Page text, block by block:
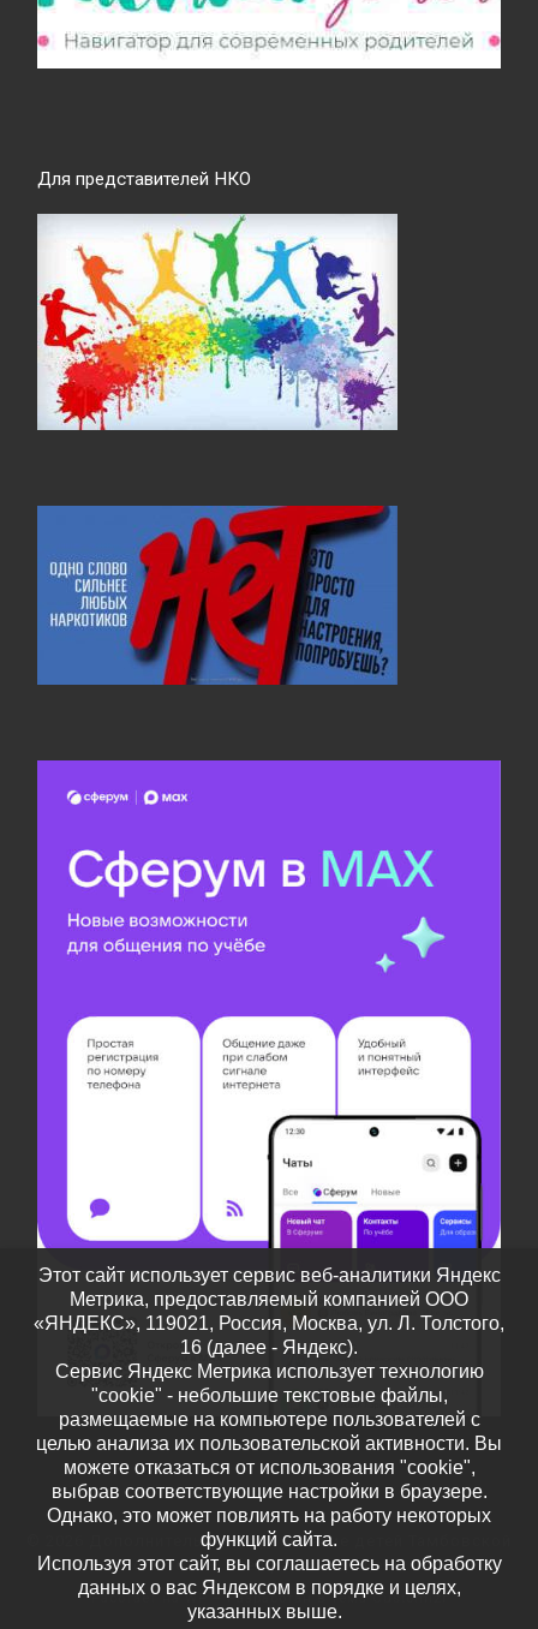
Для представителей НКО
Дополнительное образование детей Тамбовской
области– Все права защищены
Работает наWP – Разработан вТема Customizr
Этот сайт использует сервис веб-аналитики Яндекс
Метрика, предоставляемый компанией ООО
«ЯНДЕКС», 119021, Россия, Москва, ул. Л. Толстого,
16 (далее - Яндекс).
Сервис Яндекс Метрика использует технологию
"cookie" - небольшие текстовые файлы,
размещаемые на компьютере пользователей с
целью анализа их пользовательской активности. Вы
можете отказаться от использования "cookie",
выбрав соответствующие настройки в браузере.
Однако, это может повлиять на работу некоторых
функций сайта.
Используя этот сайт, вы соглашаетесь на обработку
данных о вас Яндексом в порядке и целях,
указанных выше.